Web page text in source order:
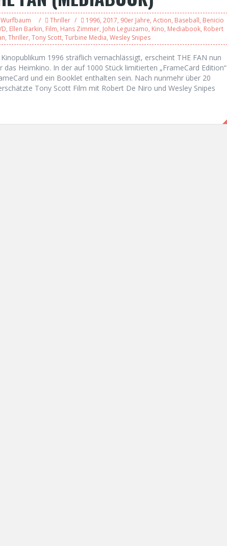
Thriller 1996, 2017, 90er Jahre, Action, Baseball, Benicio
, Ellen Barkin, Film, Hans Zimmer, John Leguizamo, Kino, Mediabook, Robert
, Thriller, Tony Scott, Turbine Media, Wesley Snipes
1996 sträflich vernachlässigt, erscheint THE FAN nun
Heimkino. In der auf 1000 Stück limitierten „FrameCard Edition“
und ein Booklet enthalten sein. Nach nunmehr über 20
Tony Scott Film mit Robert De Niro und Wesley Snipes